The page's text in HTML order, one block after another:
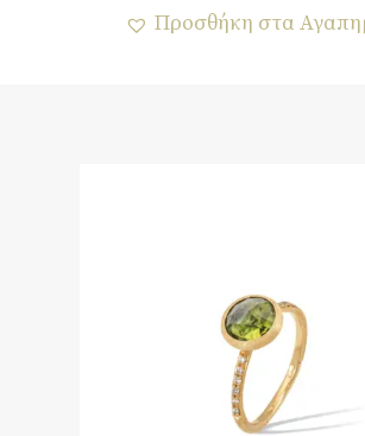
Προσθήκη στα